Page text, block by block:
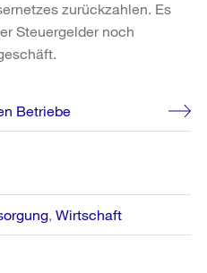
zurückzahlen. Es
Steuergelder noch
Betriebe
Wirtschaft